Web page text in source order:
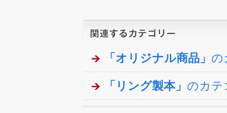
「オリジナル商品」 の
「リング製本」 のカテ